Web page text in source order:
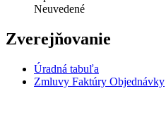
Neuvedené
Zverejňovanie
Úradná tabuľa
Zmluvy Faktúry Objednávky